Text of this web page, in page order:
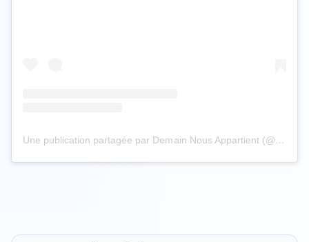
Une publication partagée par Demain Nous Appartient (@dna_tf1)